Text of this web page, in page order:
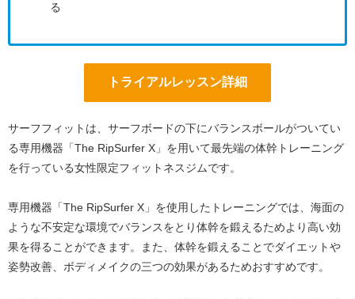
る
トライアルレッスン詳細
サーフフィットは、サーフボードの下にバランスボールがついてい
る専用機器「The RipSurfer X」を用いて最先端の体幹トレーニング
を行っている女性限定フィットネスジムです。
専用機器「The RipSurfer X」を使用したトレーニングでは、海面の
ような不安定な環境でバランスをとり体幹を鍛えるためより高い効
果を得ることができます。また、体幹を鍛えることでダイエットや
姿勢改善、ボディメイクの三つの効果があるためおすすめです。